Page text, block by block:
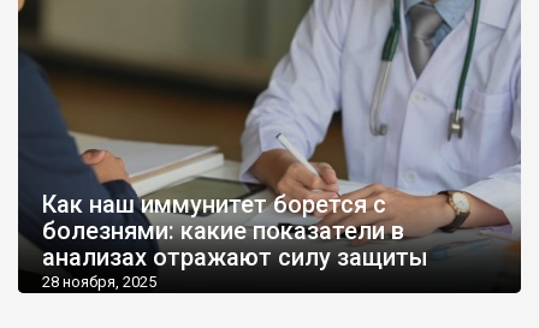
Как наш иммунитет борется с
болезнями: какие показатели в
анализах отражают силу защиты
28 ноября, 2025